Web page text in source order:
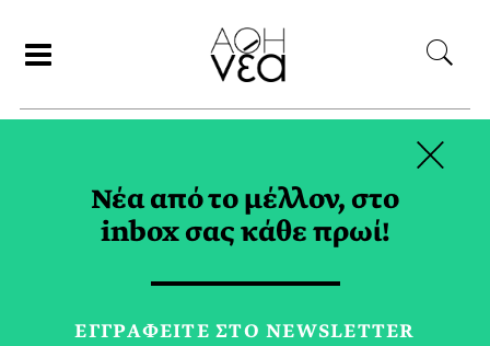
ΖΩΓΡΑΦΙΚΗ TAG
Νέα από το μέλλον, στο
inbox σας κάθε πρωί!
ΕΓΓPΑΦΕΙΤΕ ΣΤΟ NEWSLETTER
×